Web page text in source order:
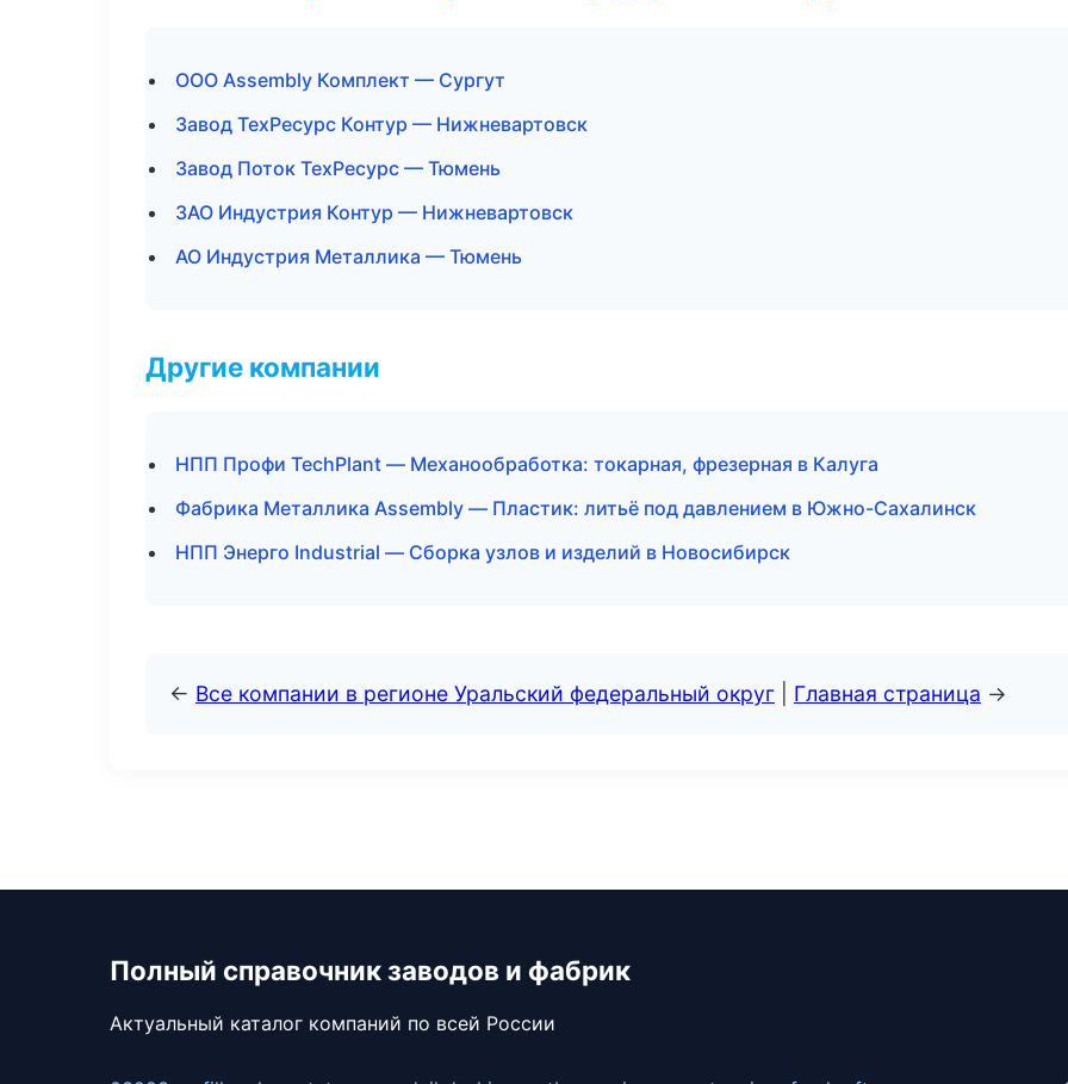
ООО Assembly Комплект — Сургут
Завод ТехРесурс Контур — Нижневартовск
Завод Поток ТехРесурс — Тюмень
ЗАО Индустрия Контур — Нижневартовск
АО Индустрия Металлика — Тюмень
Другие компании
НПП Профи TechPlant — Механообработка: токарная, фрезерная в Калуга
Фабрика Металлика Assembly — Пластик: литьё под давлением в Южно-Сахалинск
НПП Энерго Industrial — Сборка узлов и изделий в Новосибирск
← Все компании в регионе Уральский федеральный округ Главная страница →
Полный справочник заводов и фабрик
Актуальный каталог компаний по всей России